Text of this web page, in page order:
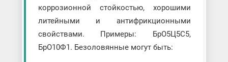
коррозионной стойкостью, хорошими
литейными и антифрикционными
свойствами. Примеры: БрО5Ц5С5,
БрО10Ф1. Безоловянные могут быть: